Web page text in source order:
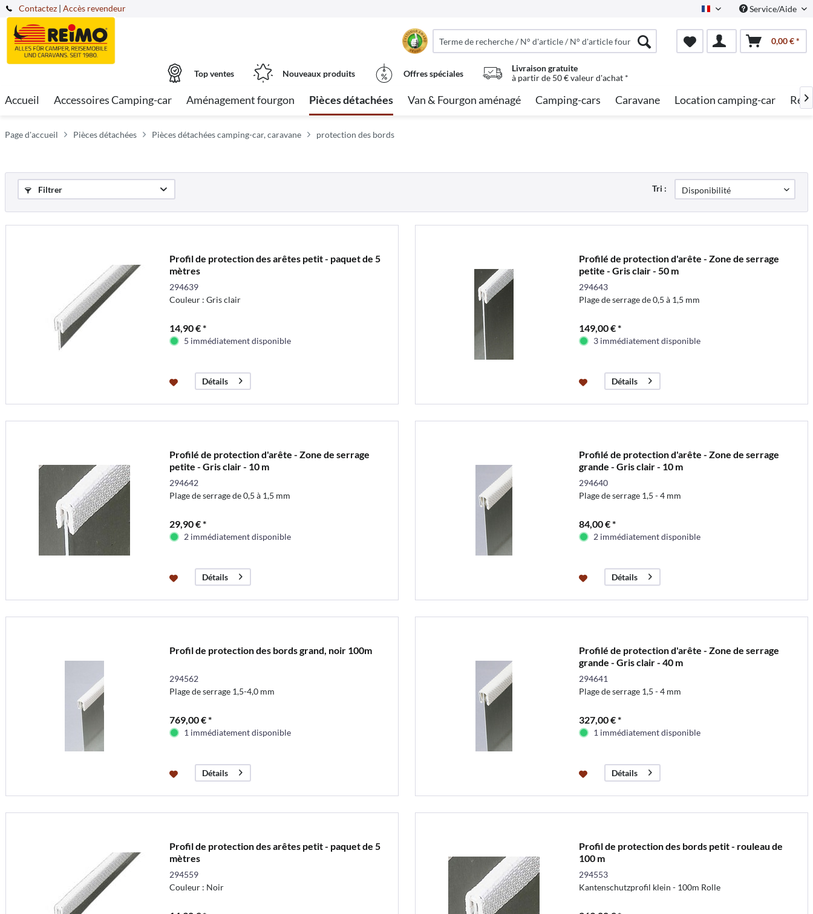
Contactez French Service/Aide
| Accès revendeur
0,00 € *
Top ventes Nouveaux produits Offres spéciales
Livraison gratuite
à partir de 50 € valeur d'achat *
Accueil Accessoires Camping-car Aménagement fourgon Pièces détachées Van & Fourgon aménagé Camping-cars Caravane Location camping-car 
Page d'accueil Pièces détachées Pièces détachées camping-car, caravane protection des bords
Filtrer Tri :
Profil de protection des arêtes petit - paquet de 5
mètres
294639
Couleur : Gris clair
14,90 € *
5 immédiatement disponible
Détails
Profilé de protection d'arête - Zone de serrage
petite - Gris clair - 50 m
294643
Plage de serrage de 0,5 à 1,5 mm
149,00 € *
3 immédiatement disponible
Détails
Profilé de protection d'arête - Zone de serrage
petite - Gris clair - 10 m
294642
Plage de serrage de 0,5 à 1,5 mm
29,90 € *
2 immédiatement disponible
Détails
Profilé de protection d'arête - Zone de serrage
grande - Gris clair - 10 m
294640
Plage de serrage 1,5 - 4 mm
84,00 € *
2 immédiatement disponible
Détails
Profil de protection des bords grand, noir 100m
294562
Plage de serrage 1,5-4,0 mm
769,00 € *
1 immédiatement disponible
Détails
Profilé de protection d'arête - Zone de serrage
grande - Gris clair - 40 m
294641
Plage de serrage 1,5 - 4 mm
327,00 € *
1 immédiatement disponible
Détails
Profil de protection des arêtes petit - paquet de 5
mètres
294559
Couleur : Noir
Profil de protection des bords petit - rouleau de
100 m
294553
Kantenschutzprofil klein - 100m Rolle